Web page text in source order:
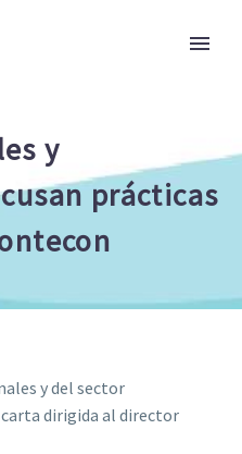
y
prácticas
y del sector
dirigida al director